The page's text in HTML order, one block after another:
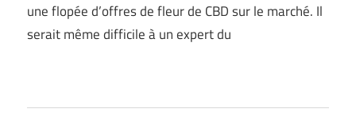
une flopée d’offres de fleur de CBD sur le marché. Il
serait même difficile à un expert du